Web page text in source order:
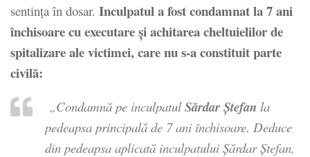
sentinţa în dosar. Inculpatul a fost condamnat la 7 ani
închisoare cu executare şi achitarea cheltuielilor de
spitalizare ale victimei, care nu s-a constituit parte
civilă:
„Condamnă pe inculpatul Sărdar Ştefan la
pedeapsa principală de 7 ani închisoare. Deduce
din pedeapsa aplicată inculpatului Şărdar Ştefan,